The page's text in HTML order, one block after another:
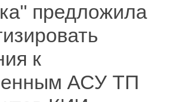
предложила
к
АСУ ТП